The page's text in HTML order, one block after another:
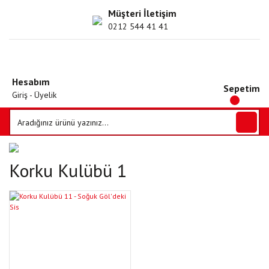
Müşteri İletişim
0212 544 41 41
Hesabım
Giriş - Üyelik
Sepetim
Korku Kulübü 1